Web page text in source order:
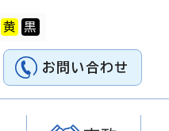
お問い合わせ